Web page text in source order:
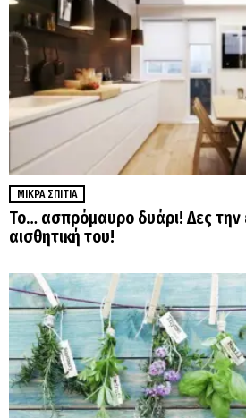
ΜΙΚΡΆ ΣΠΊΤΙΑ
Το… ασπρόμαυρο δυάρι! Δες την
αισθητική του!